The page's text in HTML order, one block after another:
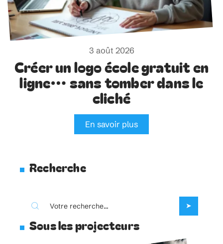
3 août 2026
Créer un logo école gratuit en
ligne… sans tomber dans le
cliché
En savoir plus
Recherche
Sous les projecteurs